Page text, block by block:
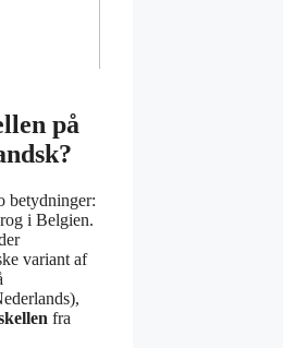
på
betydninger:
i Belgien.
variant af
fra